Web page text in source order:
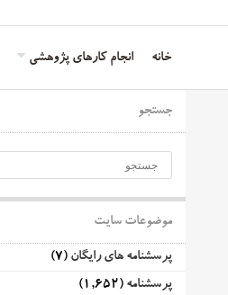
خانه انجام کارهای پژوهشی
جستجو
موضوعات سایت
پرسشنامه های رایگان (7)
پرسشنامه (1,652)